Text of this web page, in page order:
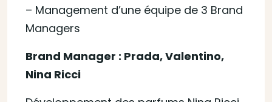
– Management d’une équipe de 3 Brand
Managers
Brand Manager : Prada, Valentino,
Nina Ricci